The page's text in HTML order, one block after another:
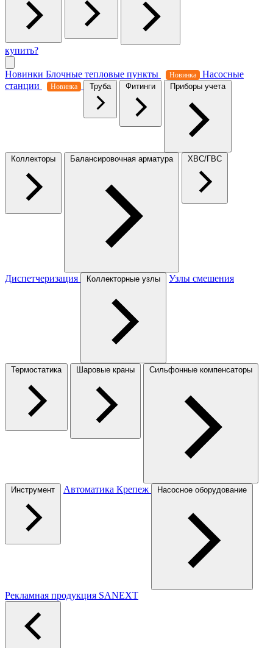
купить?
Новинки Блочные тепловые пункты Новинка
Насосные
станции
Новинка Труба Фитинги Приборы учета
Коллекторы Балансировочная арматура ХВС/ГВС
Диспетчеризация Коллекторные узлы Узлы смешения
Термостатика Шаровые краны Сильфонные компенсаторы
Инструмент Автоматика Крепеж Насосное оборудование
Рекламная продукция SANEXT